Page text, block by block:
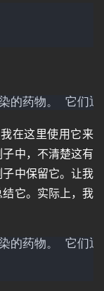
的药物。 它们
在这里使用它来
中，不清楚这有
中保留它。让我
它。实际上，我
的药物。 它们